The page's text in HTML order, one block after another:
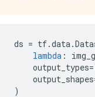
ds = tf.data.
lambda :
output_types=
output_shapes
)